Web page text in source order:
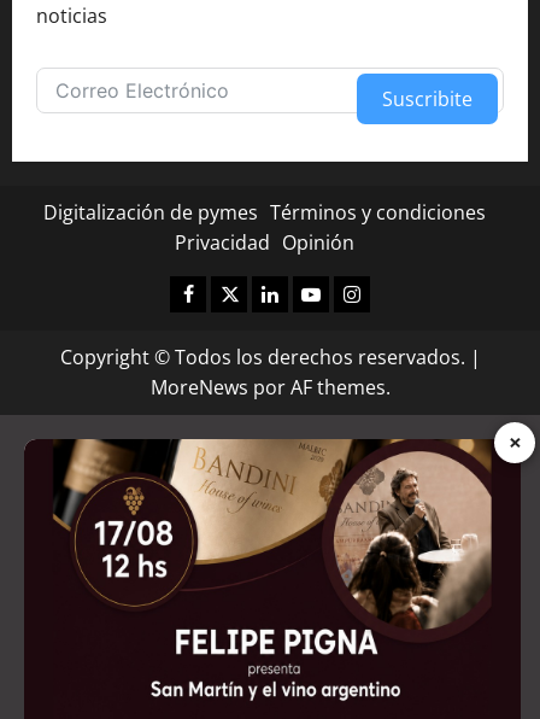
noticias
Suscribite
Digitalización de pymes Términos y condiciones
Privacidad Opinión
Facebook
TwitterLinkedinYoutubeInstagram
Copyright © Todos los derechos reservados. |
MoreNews por AF themes.
×